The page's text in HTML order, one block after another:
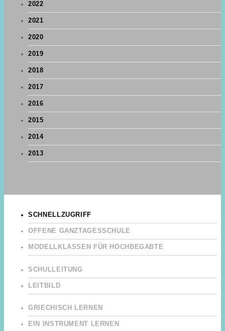
2022
2021
2020
2019
2018
2017
2016
2015
2014
2013
SCHNELLZUGRIFF
OFFENE GANZTAGESSCHULE
MODELLKLASSEN FÜR HOCHBEGABTE
SCHULLEITUNG
LEITBILD
GRIECHISCH LERNEN
EIN INSTRUMENT LERNEN